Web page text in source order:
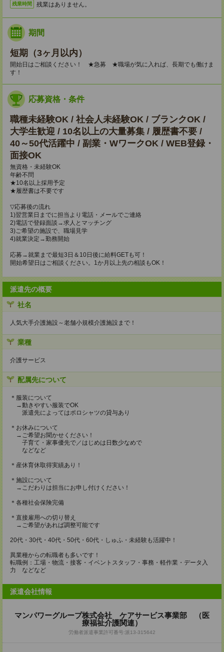
残業時間 残業はありません。
期間
短期（3ヶ月以内）
開始日はご相談ください！ ★急募 ★職場が気に入れば、長期でも働けま
す！
応募資格・条件
職種未経験OK / 社会人未経験OK / ブランクOK /
大学生歓迎 / 10名以上の大量募集 / 履歴書不要 /
40～50代活躍中 / 副業・WワークOK / WEB登録・
面接OK
無資格・未経験OK
年齢不問
★10名以上採用予定
★履歴書は不要です
▽応募後の流れ
1)翌営業日までに担当より電話・メールでご連絡
2)電話で登録面談→求人とマッチング
3)ご希望の施設で、職場見学
4)就業決定→勤務開始
応募→就業まで最短3日＆10日後に給料GETも可！
開始希望日はご相談ください。1か月以上先の相談もOK！
派遣先の概要
社名
人気大手介護施設～老舗小規模介護施設まで！
業種
介護サービス
配属先について
＊服装について
→動きやすい服装でOK
派遣先によってはポロシャツの貸与あり
＊お休みについて
→ご希望お聞かせください！
子育て・家事優先で／はじめは日数少なめで
などなど
＊産休育休取得実績あり！
＊施設について
→こだわりは担当にお申し付けください！
＊各種社会保険完備
＊直接雇用への切り替え
→ご希望があれば調整可能です
20代・30代・40代・50代・60代・しゅふ・未経験も活躍中！
異業種からの転職者も多いです！
転職例：工場・物流・接客・イベントスタッフ・事務・軽作業・データ入
力 などなど
派遣会社情報
マンパワーグループ株式会社 ケアサービス事業部 （医
療福祉介護関連）
労働者派遣事業許可番号:派13-315642